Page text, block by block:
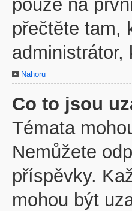
pouze na
přečtěte tam,
Nahoru
Co to jsou
Témata
Nemůžete
příspěvky.
mohou být